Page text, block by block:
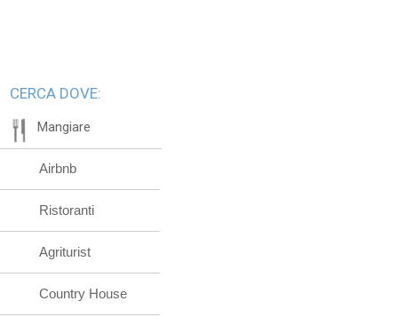
CERCA DOVE:
Mangiare
Airbnb
Ristoranti
Agriturist
Country House